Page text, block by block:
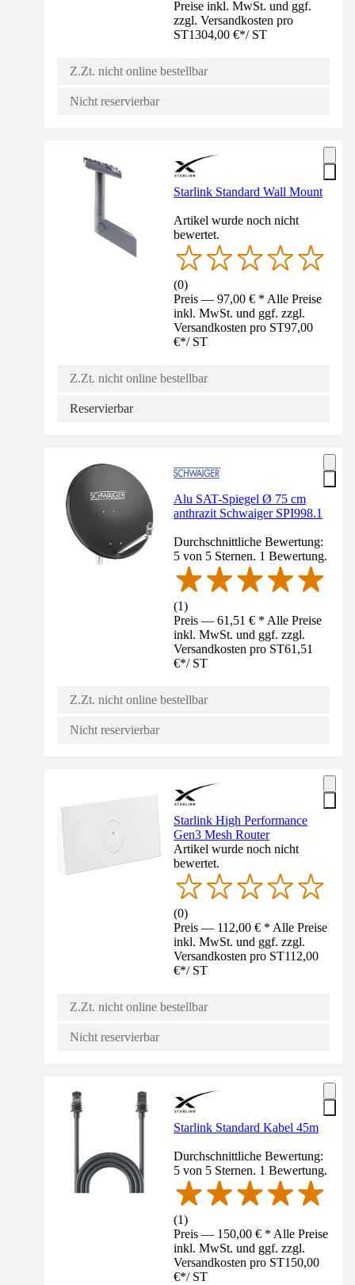
Preise inkl. MwSt. und ggf.
zzgl. Versandkosten pro
ST1304,00 €*/ ST
Z.Zt. nicht online bestellbar
Nicht reservierbar
Starlink Standard Wall Mount
Artikel wurde noch nicht
bewertet.
(0)
Preis — 97,00 € * Alle Preise
inkl. MwSt. und ggf. zzgl.
Versandkosten pro ST97,00
€*/ ST
Z.Zt. nicht online bestellbar
Reservierbar
Alu SAT-Spiegel Ø 75 cm
anthrazit Schwaiger SPI998.1
Durchschnittliche Bewertung:
5 von 5 Sternen. 1 Bewertung.
(1)
Preis — 61,51 € * Alle Preise
inkl. MwSt. und ggf. zzgl.
Versandkosten pro ST61,51
€*/ ST
Z.Zt. nicht online bestellbar
Nicht reservierbar
Starlink High Performance
Gen3 Mesh Router
Artikel wurde noch nicht
bewertet.
(0)
Preis — 112,00 € * Alle Preise
inkl. MwSt. und ggf. zzgl.
Versandkosten pro ST112,00
€*/ ST
Z.Zt. nicht online bestellbar
Nicht reservierbar
Starlink Standard Kabel 45m
Durchschnittliche Bewertung:
5 von 5 Sternen. 1 Bewertung.
(1)
Preis — 150,00 € * Alle Preise
inkl. MwSt. und ggf. zzgl.
Versandkosten pro ST150,00
€*/ ST